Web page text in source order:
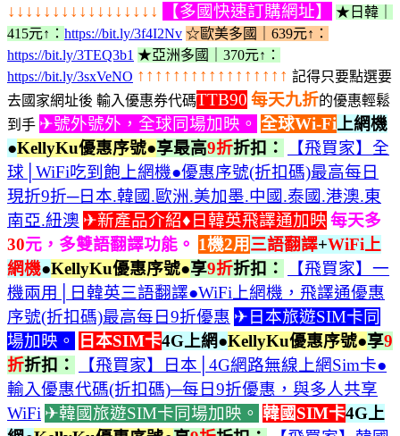
↓↓↓↓↓↓↓↓↓↓↓↓↓↓↓↓↓
【多國快速訂購網址】
★日韓｜
415元↑： https://bit.ly/3f4I2Nv ☆歐美多國｜639元↑：
https://bit.ly/3TEQ3b1 ★亞洲多國｜370元↑：
https://bit.ly/3sxVeNO ↑↑↑↑↑↑↑↑↑↑↑↑↑↑↑↑↑ 記得只要點選要
去國家網址後 輸入優惠券代碼TTB90 每天九折的優惠輕鬆
到手 ✈號外號外，全球同場加映。 全球Wi-Fi上網機
●KellyKu優惠序號●享最高9折折扣：
【飛買家】全
球│WiFi吃到飽上網機●優惠序號(折扣碼)最高每日
現折9折─日本.韓國.歐洲.美加墨.中國.泰國.港澳.東
南亞.紐澳 ✈新產品介紹♦日韓英飛譯通加映 每天多
30元，多雙語翻譯功能。 1機2用三語翻譯+WiFi上
網機●KellyKu優惠序號●享9折折扣：
【飛買家】一
機兩用│日韓英三語翻譯●WiFi上網機，飛譯通優惠
序號(折扣碼)最高每日9折優惠 ✈日本旅遊SIM卡同
場加映。
日本SIM卡4G上網●KellyKu優惠序號●享9
折折扣：
【飛買家】日本│4G網路無線上網Sim卡●
輸入優惠代碼(折扣碼)─每日9折優惠，與多人共享
WiFi ✈韓國旅遊SIM卡同場加映。 韓國SIM卡4G上